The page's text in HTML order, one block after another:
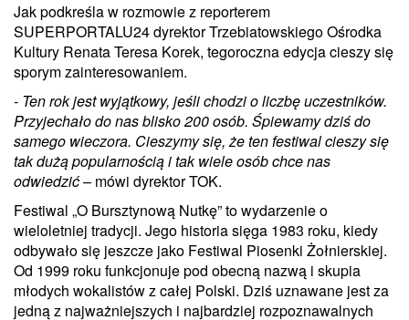
Jak podkreśla w rozmowie z reporterem
SUPERPORTALU24 dyrektor Trzebiatowskiego Ośrodka
Kultury Renata Teresa Korek, tegoroczna edycja cieszy się
sporym zainteresowaniem.
- Ten rok jest wyjątkowy, jeśli chodzi o liczbę uczestników.
Przyjechało do nas blisko 200 osób. Śpiewamy dziś do
samego wieczora. Cieszymy się, że ten festiwal cieszy się
tak dużą popularnością i tak wiele osób chce nas
odwiedzić– mówi dyrektor TOK.
Festiwal „O Bursztynową Nutkę” to wydarzenie o
wieloletniej tradycji. Jego historia sięga 1983 roku, kiedy
odbywało się jeszcze jako Festiwal Piosenki Żołnierskiej.
Od 1999 roku funkcjonuje pod obecną nazwą i skupia
młodych wokalistów z całej Polski. Dziś uznawane jest za
jedną z najważniejszych i najbardziej rozpoznawalnych